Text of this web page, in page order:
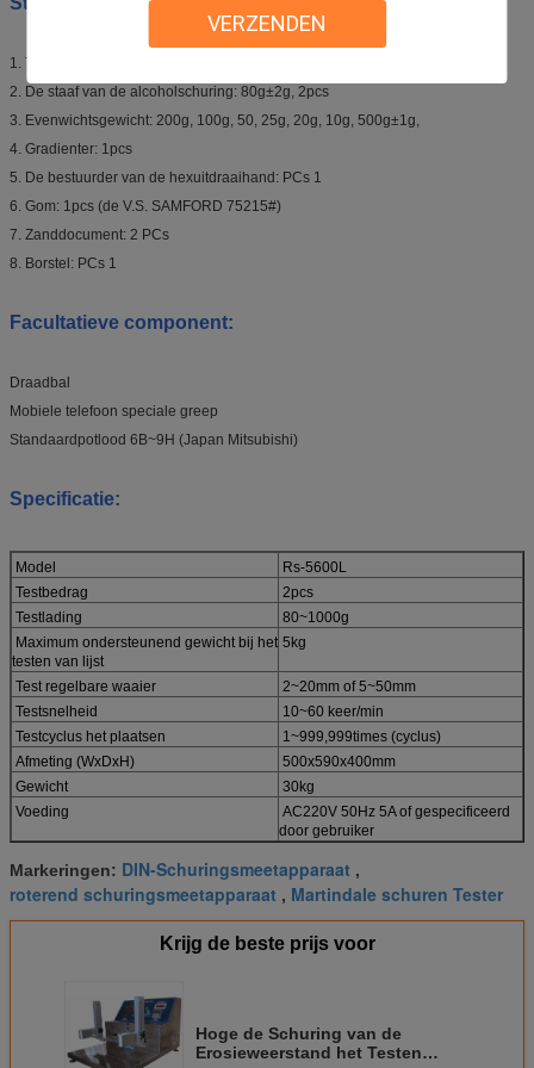
VERZENDEN
1. Teststaaf: 80g±2g, 2pcs
2. De staaf van de alcoholschuring: 80g±2g, 2pcs
3. Evenwichtsgewicht: 200g, 100g, 50, 25g, 20g, 10g, 500g±1g,
4. Gradienter: 1pcs
5. De bestuurder van de hexuitdraaihand: PCs 1
6. Gom: 1pcs (de V.S. SAMFORD 75215#)
7. Zanddocument: 2 PCs
8. Borstel: PCs 1
Facultatieve component:
Draadbal
Mobiele telefoon speciale greep
Standaardpotlood 6B~9H (Japan Mitsubishi)
Specificatie:
Model
Rs-5600L
Testbedrag
2pcs
Testlading
80~1000g
Maximum ondersteunend gewicht bij het
testen van lijst
5kg
Test regelbare waaier
2~20mm of 5~50mm
Testsnelheid
10~60 keer/min
Testcyclus het plaatsen
1~999,999times (cyclus)
Afmeting (WxDxH)
500x590x400mm
Gewicht
30kg
Voeding
AC220V 50Hz 5A of gespecificeerd
door gebruiker
Markeringen: DIN-Schuringsmeetapparaat ,
roterend schuringsmeetapparaat , Martindale schuren Tester
Krijg de beste prijs voor
Hoge de Schuring van de
Erosieweerstand het Testen